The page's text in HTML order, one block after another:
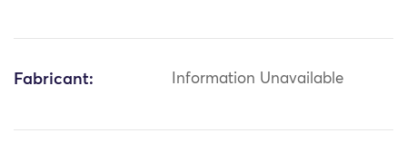
Fabricant: Information Unavailable